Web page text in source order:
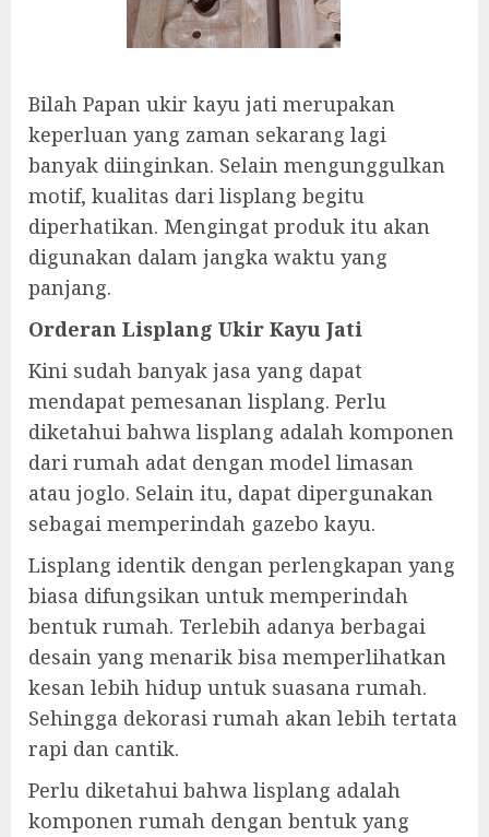
Bilah Papan ukir kayu jati merupakan
keperluan yang zaman sekarang lagi
banyak diinginkan. Selain mengunggulkan
motif, kualitas dari lisplang begitu
diperhatikan. Mengingat produk itu akan
digunakan dalam jangka waktu yang
panjang.
Orderan Lisplang Ukir Kayu Jati
Kini sudah banyak jasa yang dapat
mendapat pemesanan lisplang. Perlu
diketahui bahwa lisplang adalah komponen
dari rumah adat dengan model limasan
atau joglo. Selain itu, dapat dipergunakan
sebagai memperindah gazebo kayu.
Lisplang identik dengan perlengkapan yang
biasa difungsikan untuk memperindah
bentuk rumah. Terlebih adanya berbagai
desain yang menarik bisa memperlihatkan
kesan lebih hidup untuk suasana rumah.
Sehingga dekorasi rumah akan lebih tertata
rapi dan cantik.
Perlu diketahui bahwa lisplang adalah
komponen rumah dengan bentuk yang